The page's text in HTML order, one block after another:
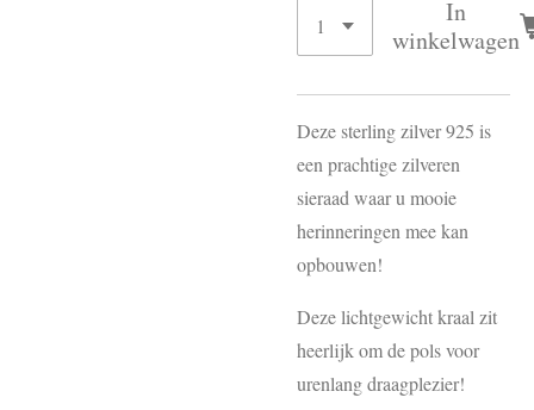
In
winkelwagen
Deze sterling zilver 925 is
een prachtige zilveren
sieraad waar u mooie
herinneringen mee kan
opbouwen!
Deze lichtgewicht kraal zit
heerlijk om de pols voor
urenlang draagplezier!